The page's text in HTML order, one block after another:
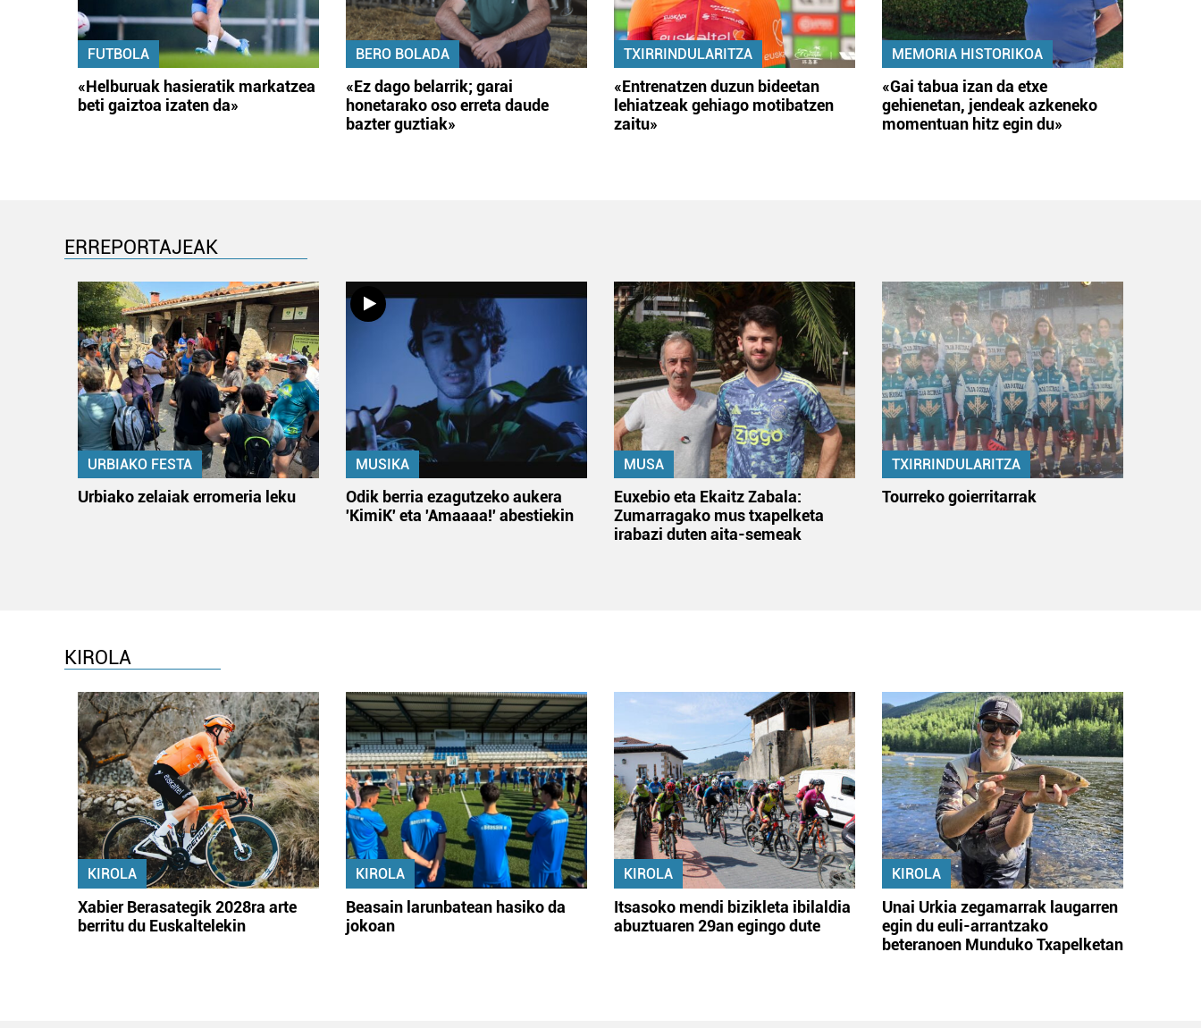
FUTBOLA
«Helburuak hasieratik markatzea
beti gaiztoa izaten da»
BERO BOLADA
«Ez dago belarrik; garai
honetarako oso erreta daude
bazter guztiak»
TXIRRINDULARITZA
«Entrenatzen duzun bideetan
lehiatzeak gehiago motibatzen
zaitu»
MEMORIA HISTORIKOA
«Gai tabua izan da etxe
gehienetan, jendeak azkeneko
momentuan hitz egin du»
ERREPORTAJEAK
URBIAKO FESTA
Urbiako zelaiak erromeria leku
MUSIKA
Odik berria ezagutzeko aukera
'KimiK' eta 'Amaaaa!' abestiekin
MUSA
Euxebio eta Ekaitz Zabala:
Zumarragako mus txapelketa
irabazi duten aita-semeak
TXIRRINDULARITZA
Tourreko goierritarrak
KIROLA
KIROLA
Xabier Berasategik 2028ra arte
berritu du Euskaltelekin
KIROLA
Beasain larunbatean hasiko da
jokoan
KIROLA
Itsasoko mendi bizikleta ibilaldia
abuztuaren 29an egingo dute
KIROLA
Unai Urkia zegamarrak laugarren
egin du euli-arrantzako
beteranoen Munduko Txapelketan